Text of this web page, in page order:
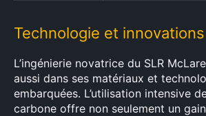
Technologie et innovations
L’ingénierie novatrice du SLR
aussi dans ses matériaux et
embarquées. L’utilisation intensive
carbone offre non seulement un